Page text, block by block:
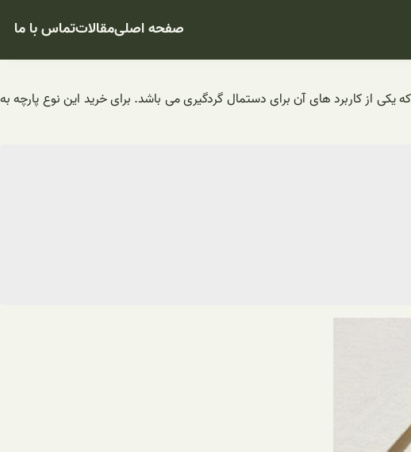
صفحه اصلیمقالاتتماس با ما
باشد که یکی از کاربرد های آن برای دستمال گردگیری می باشد. برای خرید این نوع پارچه به